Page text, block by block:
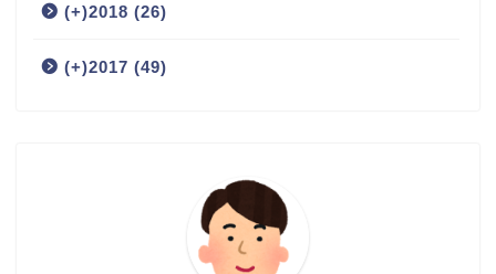
(+)2018 (26)
(+)2017 (49)